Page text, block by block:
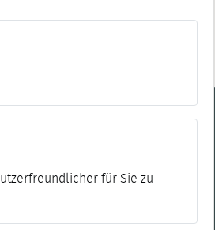
für Sie zu